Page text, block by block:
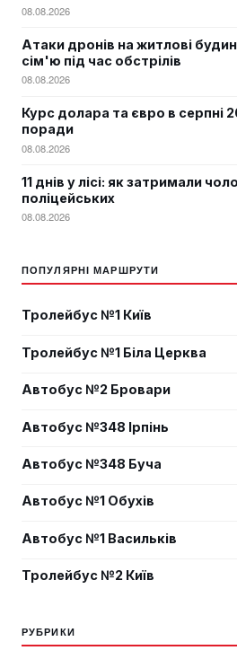
08.08.2026
Атаки дронів на житлові
сім'ю під час обстрілів
08.08.2026
Курс долара та євро в серпні
поради
08.08.2026
11 днів у лісі: як затримали
поліцейських
08.08.2026
ПОПУЛЯРНІ МАРШРУТИ
Тролейбус №1 Київ
Тролейбус №1 Біла Церква
Автобус №2 Бровари
Автобус №348 Ірпінь
Автобус №348 Буча
Автобус №1 Обухів
Автобус №1 Васильків
Тролейбус №2 Київ
РУБРИКИ